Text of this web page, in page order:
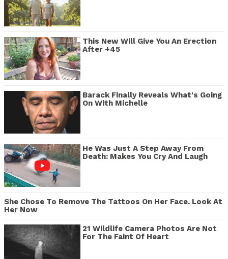
This New Will Give You An Erection
After +45
Barack Finally Reveals What's Going
On With Michelle
He Was Just A Step Away From
Death: Makes You Cry And Laugh
She Chose To Remove The Tattoos On Her Face. Look At
Her Now
21 Wildlife Camera Photos Are Not
For The Faint Of Heart